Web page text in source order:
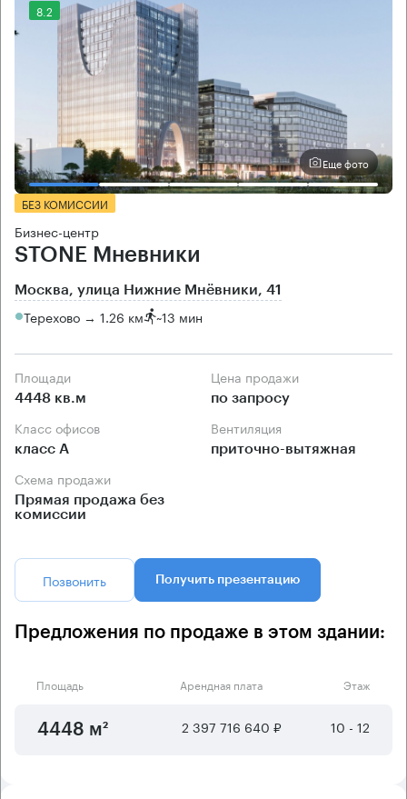
8.2
Еще фото
БЕЗ КОМИССИИ
Бизнес-центр
STONE Мневники
Москва, улица Нижние Мнёвники, 41
Терехово → 1.26 км ~13 мин
Площади
4448 кв.м
Цена продажи
по запросу
Класс офисов
класс А
Вентиляция
приточно-вытяжная
Схема продажи
Прямая продажа без
комиссии
Позвонить Получить презентацию
Предложения по продаже в этом здании:
Площадь Арендная плата Этаж
4448 м² 2 397 716 640 ₽ 10 - 12